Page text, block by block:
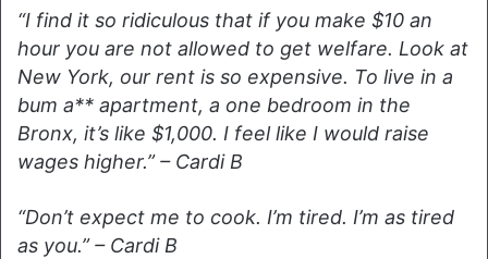
“I find it so ridiculous that if you make $10 an
hour you are not allowed to get welfare. Look at
New York, our rent is so expensive. To live in a
bum a** apartment, a one bedroom in the
Bronx, it’s like $1,000. I feel like I would raise
wages higher.” – Cardi B
“Don’t expect me to cook. I’m tired. I’m as tired
as you.” – Cardi B